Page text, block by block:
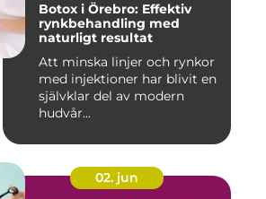
Botox i Örebro: Effektiv
rynkbehandling med
naturligt resultat
Att minska linjer och rynkor
med injektioner har blivit en
självklar del av modern
hudvår...
02. jun